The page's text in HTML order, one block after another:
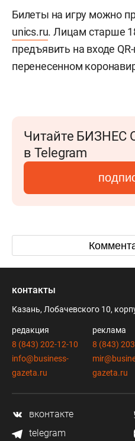
Билеты на игру можно
unics.ru. Лицам старше
предъявить на входе
перенесенном
Читайте БИЗНЕС
в Telegram
контакты
Казань, Лобачевского 10,
редакция
8 (843) 202-12-10
info@business-
gazeta.ru
реклама
8 (843)
gazeta.ru
вконтакте
telegram